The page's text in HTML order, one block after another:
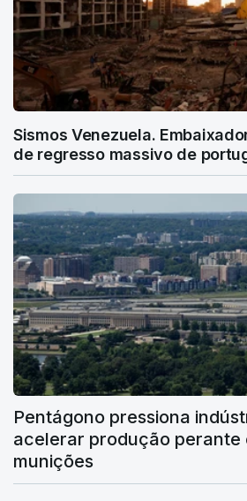
Sismos Venezuela.
de regresso massivo de
Pentágono pressiona
acelerar produção perante
munições